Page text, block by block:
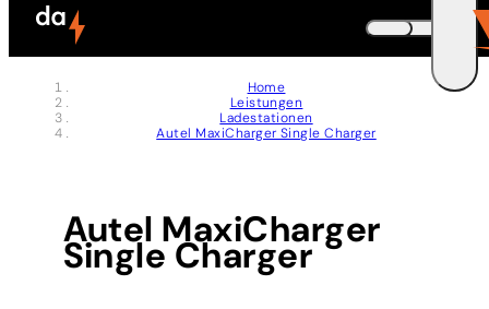
Zum Header springen (
Zum Inhalt springen (
Zum Footer springen (
zur Navigation springen (
zur Suche springen (
Barrierefreiheits-Widget öffnen ( + 6)
Zur Barrierefreiheitserklaerung ( + 7)
DEUTSCH
Home
Leistungen
Ladestationen
Autel MaxiCharger Single Charger
Autel MaxiCharger
Single Charger